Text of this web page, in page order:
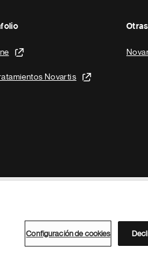
Novartis
Configuración de cookies